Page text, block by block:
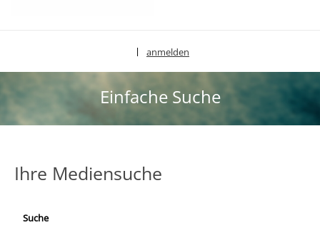
anmelden
Einfache Suche
Ihre Mediensuche
Suche